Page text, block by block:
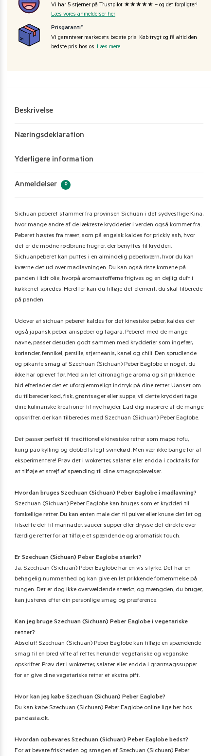
Vi har 5 stjerner på Trustpilot ★★★★★ – og det forpligter!
Læs vores anmeldelser her
Prisgaranti*
Vi garanterer markedets bedste pris. Køb trygt og få altid den
bedste pris hos os. Læs mere
Beskrivelse
Næringsdeklaration
Yderligere information
Anmeldelser 0
Sichuan peberet stammer fra provinsen Sichuan i det sydvestlige Kina,
hvor mange andre af de lækreste krydderier i verden også kommer fra.
Peberet høstes fra træet, som på engelsk kaldes for prickly ash, hvor
det er de modne rødbrune frugter, der benyttes til krydderi.
Sichuanpeberet kan puttes i en almindelig peberkværn, hvor du kan
kværne det ud over madlavningen. Du kan også riste kornene på
panden i lidt olie, hvorpå aromastofferne frigives og en dejlig duft i
køkkenet spredes. Herefter kan du tilføje det element, du skal tilberede
på panden.
Udover at sichuan peberet kaldes for det kinesiske peber, kaldes det
også japansk peber, anispeber og fagara. Peberet med de mange
navne, passer desuden godt sammen med krydderier som ingefær,
koriander, fennikel, persille, stjerneanis, kanel og chili. Den sprudlende
og pikante smag af Szechuan (Sichuan) Peber Eaglobe er noget, du
ikke har oplevet før. Med sin let citronagtige aroma og sit prikkende
bid efterlader det et uforglemmeligt indtryk på dine retter. Uanset om
du tilbereder kød, fisk, grøntsager eller suppe, vil dette krydderi tage
dine kulinariske kreationer til nye højder. Lad dig inspirere af de mange
opskrifter, der kan tilberedes med Szechuan (Sichuan) Peber Eaglobe.
Det passer perfekt til traditionelle kinesiske retter som mapo tofu,
kung pao kylling og dobbeltstegt svinekød. Men vær ikke bange for at
eksperimentere! Prøv det i wokretter, salater eller endda i cocktails for
at tilføje et strejf af spænding til dine smagsoplevelser.
Hvordan bruges Szechuan (Sichuan) Peber Eaglobe i madlavning?
Szechuan (Sichuan) Peber Eaglobe kan bruges som et krydderi til
forskellige retter. Du kan enten male det til pulver eller knuse det let og
tilsætte det til marinader, saucer, supper eller drysse det direkte over
færdige retter for at tilføje et spændende og aromatisk touch.
Er Szechuan (Sichuan) Peber Eaglobe stærkt?
Ja, Szechuan (Sichuan) Peber Eaglobe har en vis styrke. Det har en
behagelig nummenhed og kan give en let prikkende fornemmelse på
tungen. Det er dog ikke overvældende stærkt, og mængden, du bruger,
kan justeres efter din personlige smag og præference.
Kan jeg bruge Szechuan (Sichuan) Peber Eaglobe i vegetariske
retter?
Absolut! Szechuan (Sichuan) Peber Eaglobe kan tilføje en spændende
smag til en bred vifte af retter, herunder vegetariske og veganske
opskrifter. Prøv det i wokretter, salater eller endda i grøntsagssupper
for at give dine vegetariske retter et ekstra pift.
Hvor kan jeg købe Szechuan (Sichuan) Peber Eaglobe?
Du kan købe Szechuan (Sichuan) Peber Eaglobe online lige her hos
pandasia.dk.
Hvordan opbevares Szechuan (Sichuan) Peber Eaglobe bedst?
For at bevare friskheden og smagen af Szechuan (Sichuan) Peber